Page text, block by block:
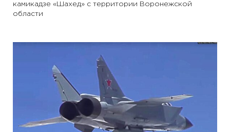
камикадзе «Шахед» с территории Воронежской
области